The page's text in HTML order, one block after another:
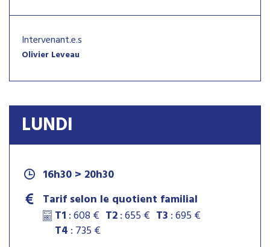
Intervenant.e.s
Olivier Leveau
LUNDI
16h30 > 20h30
Tarif selon le quotient familial
T1 : 608 € T2: 655 € T3 : 695 €
T4 : 735 €